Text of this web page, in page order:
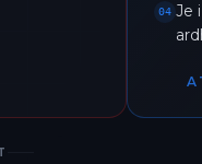
04 Je